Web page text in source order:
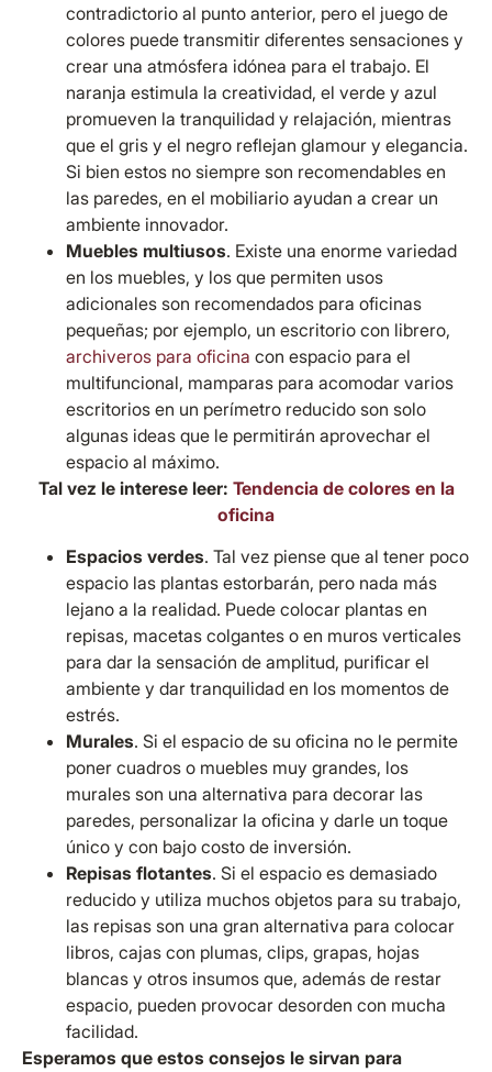
contradictorio al punto anterior, pero el juego de
colores puede transmitir diferentes sensaciones y
crear una atmósfera idónea para el trabajo. El
naranja estimula la creatividad, el verde y azul
promueven la tranquilidad y relajación, mientras
que el gris y el negro reflejan glamour y elegancia.
Si bien estos no siempre son recomendables en
las paredes, en el mobiliario ayudan a crear un
ambiente innovador.
Muebles multiusos. Existe una enorme variedad
en los muebles, y los que permiten usos
adicionales son recomendados para oficinas
pequeñas; por ejemplo, un escritorio con librero,
archiveros para oficina con espacio para el
multifuncional, mamparas para acomodar varios
escritorios en un perímetro reducido son solo
algunas ideas que le permitirán aprovechar el
espacio al máximo.
Tal vez le interese leer: Tendencia de colores en la
oficina
Espacios verdes. Tal vez piense que al tener poco
espacio las plantas estorbarán, pero nada más
lejano a la realidad. Puede colocar plantas en
repisas, macetas colgantes o en muros verticales
para dar la sensación de amplitud, purificar el
ambiente y dar tranquilidad en los momentos de
estrés.
Murales. Si el espacio de su oficina no le permite
poner cuadros o muebles muy grandes, los
murales son una alternativa para decorar las
paredes, personalizar la oficina y darle un toque
único y con bajo costo de inversión.
Repisas flotantes. Si el espacio es demasiado
reducido y utiliza muchos objetos para su trabajo,
las repisas son una gran alternativa para colocar
libros, cajas con plumas, clips, grapas, hojas
blancas y otros insumos que, además de restar
espacio, pueden provocar desorden con mucha
facilidad.
Esperamos que estos consejos le sirvan para